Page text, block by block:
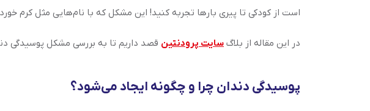
است از کودکی تا پیری بارها تجربه کنید! این مشکل که با نام‌هایی مثل کرم
در این مقاله از بلاگ سایت پرودنتین قصد داریم تا به بررسی مشکل پوسیدگی
پوسیدگی دندان چرا و چگونه ایجاد می‌شود؟